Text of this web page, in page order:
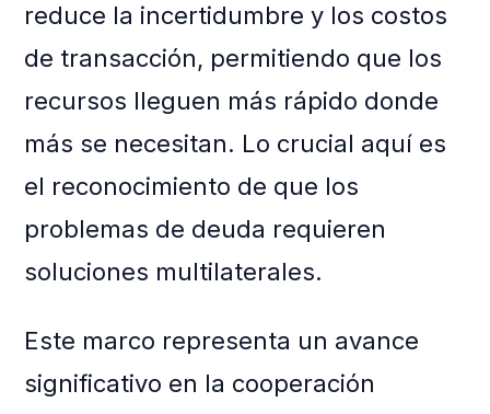
reduce la incertidumbre y los costos
de transacción, permitiendo que los
recursos lleguen más rápido donde
más se necesitan. Lo crucial aquí es
el reconocimiento de que los
problemas de deuda requieren
soluciones multilaterales.
Este marco representa un avance
significativo en la cooperación